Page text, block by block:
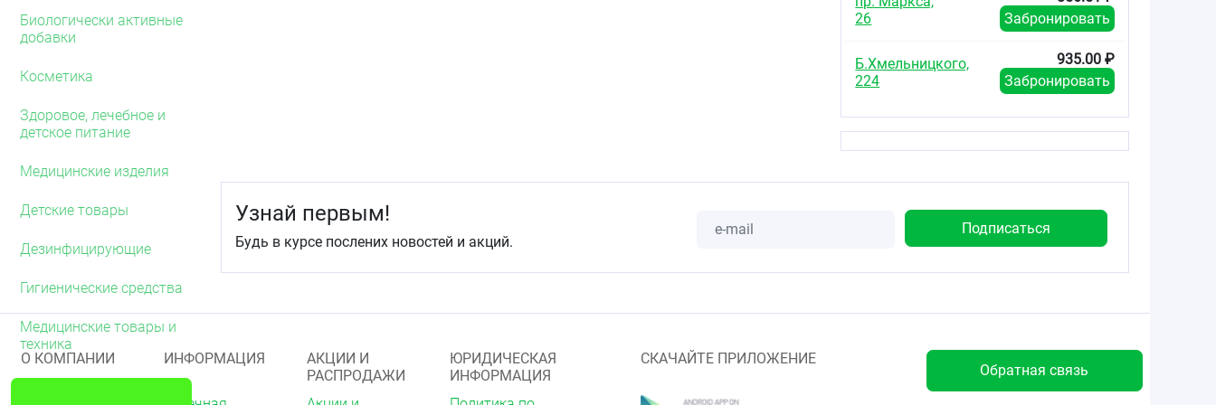
Биологически активные
добавки
Косметика
Здоровое, лечебное и
детское питание
Медицинские изделия
Детские товары
Дезинфицирующие
Гигиенические средства
Медицинские товары и
техника
Осмотрите упаковку и Средство перед применением.
Не используйте Средство, если упаковка медицинского изделия повреждена.
Побочные действия при применении Средства в соответствии с инструкцией по
применению не выявлены.
26
Забронировать
Б.Хмельницкого,
224
935.00 ₽
Забронировать
Узнай первым!
Будь в курсе послених новостей и акций.
О КОМПАНИИ ИНФОРМАЦИЯ
АКЦИИ И
РАСПРОДАЖИ
ЮРИДИЧЕСКАЯ
ИНФОРМАЦИЯ
СКАЧАЙТЕ ПРИЛОЖЕНИЕ
Обратная связь